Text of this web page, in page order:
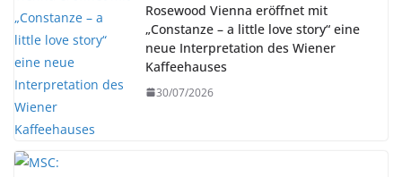
Rosewood Vienna eröffnet mit
„Constanze – a little love story“ eine
neue Interpretation des Wiener
Kaffeehauses
30/07/2026